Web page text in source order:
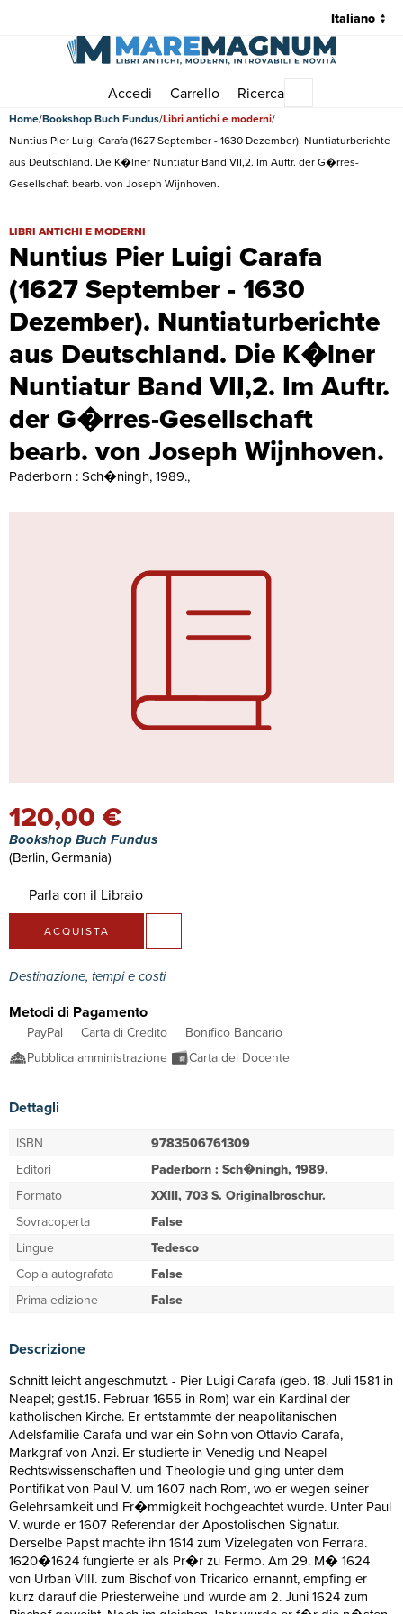
Accedi Carrello Ricerca
Home Bookshop Buch Fundus Libri antichi e moderni
Nuntius Pier Luigi Carafa (1627 September - 1630 Dezember). Nuntiaturberichte
aus Deutschland. Die K�lner Nuntiatur Band VII,2. Im Auftr. der G�rres-
Gesellschaft bearb. von Joseph Wijnhoven.
Nuntius Pier Luigi Carafa
(1627 September - 1630
Dezember). Nuntiaturberichte
aus Deutschland. Die K�lner
Nuntiatur Band VII,2. Im Auftr.
der G�rres-Gesellschaft
bearb. von Joseph Wijnhoven.
Nuntius Pier Luigi Carafa (1627 September - 1630 Dezember).
LIBRI ANTICHI E MODERNI
Paderborn : Sch�ningh, 1989.,
120,00 €
Bookshop Buch Fundus
(Berlin, Germania)
Parla con il Libraio
ACQUISTA
Destinazione, tempi e costi
Metodi di Pagamento
PayPal Carta di Credito
Bonifico Bancario
Pubblica amministrazione
Carta del Docente
Dettagli
ISBN
9783506761309
Editori
Paderborn : Sch�ningh, 1989.
Formato
XXIII, 703 S. Originalbroschur.
Sovracoperta
False
Lingue
Tedesco
Copia autografata
False
Prima edizione
False
Descrizione
Schnitt leicht angeschmutzt. - Pier Luigi Carafa (geb. 18. Juli 1581 in
Neapel; gest.15. Februar 1655 in Rom) war ein Kardinal der
katholischen Kirche. Er entstammte der neapolitanischen
Adelsfamilie Carafa und war ein Sohn von Ottavio Carafa,
Markgraf von Anzi. Er studierte in Venedig und Neapel
Rechtswissenschaften und Theologie und ging unter dem
Pontifikat von Paul V. um 1607 nach Rom, wo er wegen seiner
Gelehrsamkeit und Fr�mmigkeit hochgeachtet wurde. Unter Paul
V. wurde er 1607 Referendar der Apostolischen Signatur.
Derselbe Papst machte ihn 1614 zum Vizelegaten von Ferrara.
1620�1624 fungierte er als Pr�r zu Fermo. Am 29. M� 1624
von Urban VIII. zum Bischof von Tricarico ernannt, empfing er
kurz darauf die Priesterweihe und wurde am 2. Juni 1624 zum